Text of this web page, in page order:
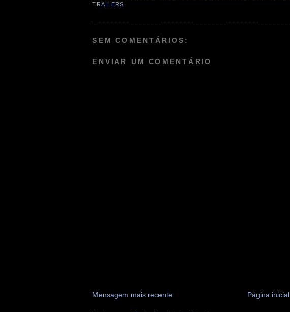
TRAILERS
SEM COMENTÁRIOS:
ENVIAR UM COMENTÁRIO
Mensagem mais recente Página inicial